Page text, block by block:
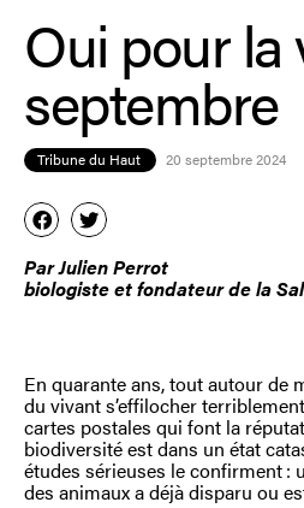
Oui pour la
septembre
Tribune du Haut 20 septembre 2024
Par Julien Perrot
biologiste et fondateur de la
En quarante ans, tout autour de
du vivant s’effilocher
cartes postales qui font la
biodiversité est dans un état
études sérieuses le confirment :
des animaux a déjà disparu ou